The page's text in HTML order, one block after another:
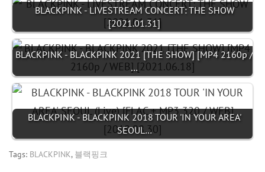
BLACKPINK - LIVESTREAM CONCERT: THE SHOW
[2021.01.31]
BLACKPINK - BLACKPINK 2021 [THE SHOW] [MP4 2160p /
…
BLACKPINK - BLACKPINK 2018 TOUR 'IN YOUR AREA'
SEOUL…
Tags: BLACKPINK, 블랙핑크